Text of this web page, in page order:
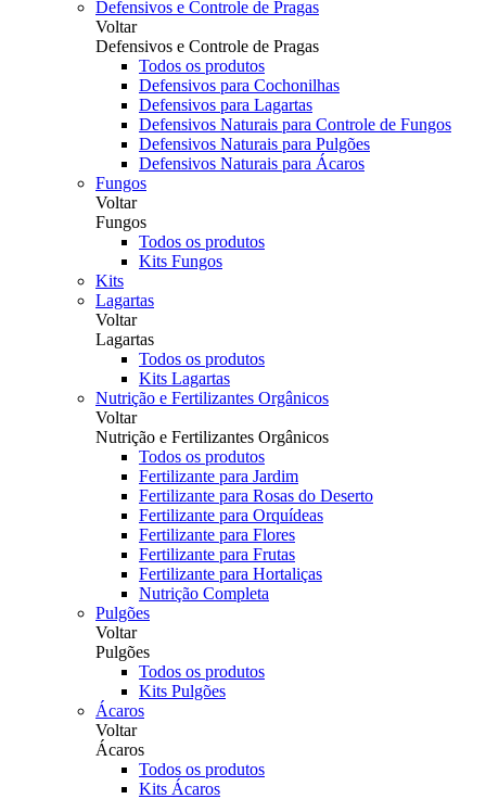
Defensivos e Controle de Pragas
Voltar
Defensivos e Controle de Pragas
Todos os produtos
Defensivos para Cochonilhas
Defensivos para Lagartas
Defensivos Naturais para Controle de Fungos
Defensivos Naturais para Pulgões
Defensivos Naturais para Ácaros
Fungos
Voltar
Fungos
Todos os produtos
Kits Fungos
Kits
Lagartas
Voltar
Lagartas
Todos os produtos
Kits Lagartas
Nutrição e Fertilizantes Orgânicos
Voltar
Nutrição e Fertilizantes Orgânicos
Todos os produtos
Fertilizante para Jardim
Fertilizante para Rosas do Deserto
Fertilizante para Orquídeas
Fertilizante para Flores
Fertilizante para Frutas
Fertilizante para Hortaliças
Nutrição Completa
Pulgões
Voltar
Pulgões
Todos os produtos
Kits Pulgões
Ácaros
Voltar
Ácaros
Todos os produtos
Kits Ácaros